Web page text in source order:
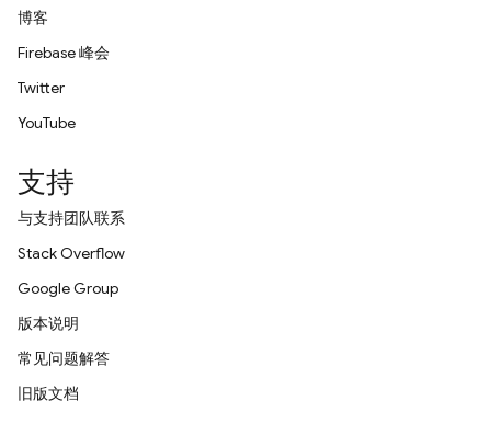
博客
Firebase 峰会
Twitter
YouTube
支持
与支持团队联系
Stack Overflow
Google Group
版本说明
常见问题解答
旧版文档